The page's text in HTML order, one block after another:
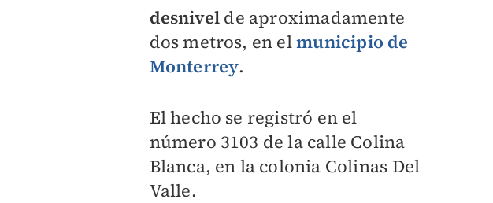
desnivel de aproximadamente
dos metros, en elmunicipio de
Monterrey.
El hecho se registró en el
número 3103 de la calle Colina
Blanca, en la colonia Colinas Del
Valle.